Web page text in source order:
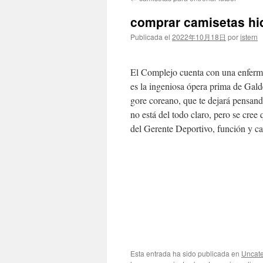
contenido
comprar camisetas
Publicada el 2022年10月18日 poristern
El Complejo cuenta con una
es la ingeniosa ópera prima de
gore coreano, que te dejará
no está del todo claro, pero se
del Gerente Deportivo, función y
Esta entrada ha sido publicada en